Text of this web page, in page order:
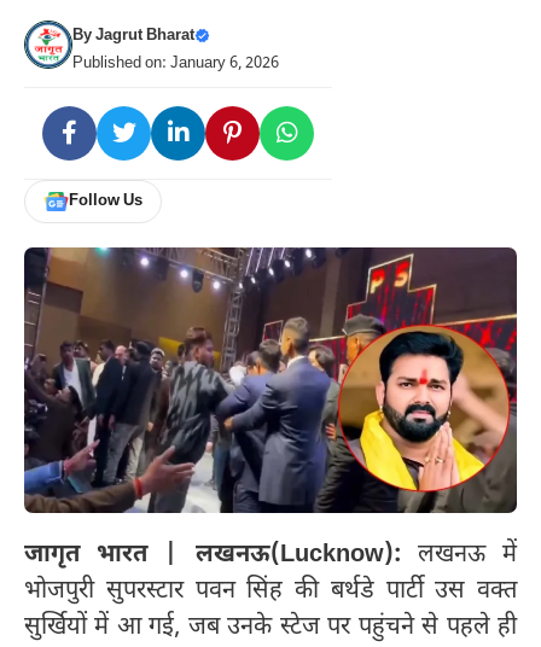
ByJagrut Bharat
Published on: January 6, 2026
Follow Us
जागृत भारत | लखनऊ(Lucknow): लखनऊ में
भोजपुरी सुपरस्टार पवन सिंह की बर्थडे पार्टी उस वक्त
सुर्खियों में आ गई, जब उनके स्टेज पर पहुंचने से पहले ही